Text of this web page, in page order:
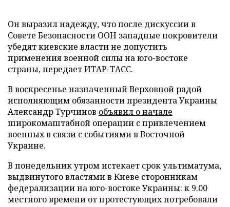
Он выразил надежду, что после дискуссии в
Совете Безопасности ООН западные покровители
убедят киевские власти не допустить
применения военной силы на юго-востоке
страны, передаетИТАР-ТАСС.
В воскресенье назначенный Верховной радой
исполняющим обязанности президента Украины
Александр Турчинов объявил о начале
широкомаштабной операции с привлечением
военных в связи с событиями в Восточной
Украине.
В понедельник утром истекает срок ультиматума,
выдвинутого властями в Киеве сторонникам
федерализации на юго-востоке Украины: к 9.00
местного времени от протестующих потребовали